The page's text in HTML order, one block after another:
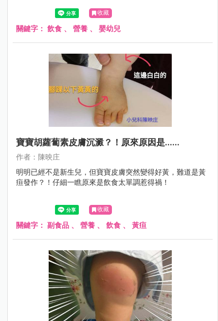
收藏
關鍵字： 飲食 、 營養 、 嬰幼兒
寶寶胡蘿蔔素皮膚沉澱？！原來原因是......
作者：陳映庄
明明已經不是新生兒，但寶寶皮膚突然變得好黃，難道是黃
疸發作？！仔細一瞧原來是飲食太單調惹得禍！
收藏
關鍵字： 副食品 、 營養 、 飲食 、 黃疸